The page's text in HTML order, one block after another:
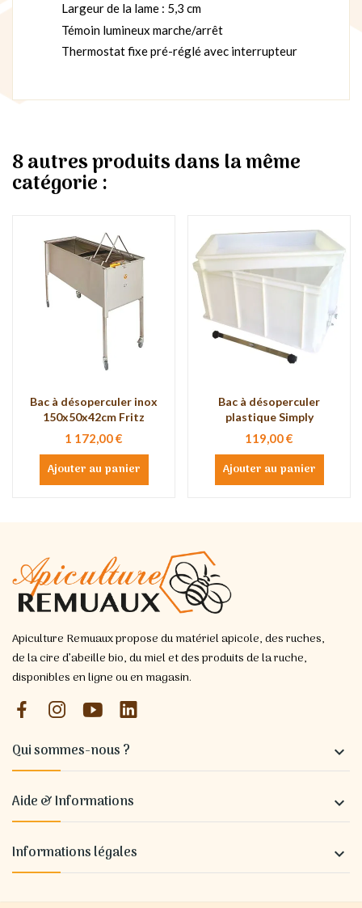
Largeur de la lame : 5,3 cm
Témoin lumineux marche/arrêt
Thermostat fixe pré-réglé avec interrupteur
8 autres produits dans la même
catégorie :
Bac à désoperculer inox
150x50x42cm Fritz
1 172,00 €
Ajouter au panier
Bac à désoperculer
plastique Simply
119,00 €
Ajouter au panier
Apiculture Remuaux propose du matériel apicole, des ruches,
de la cire d’abeille bio, du miel et des produits de la ruche,
disponibles en ligne ou en magasin.
Qui sommes-nous ? 
Aide & Informations 
Informations légales 